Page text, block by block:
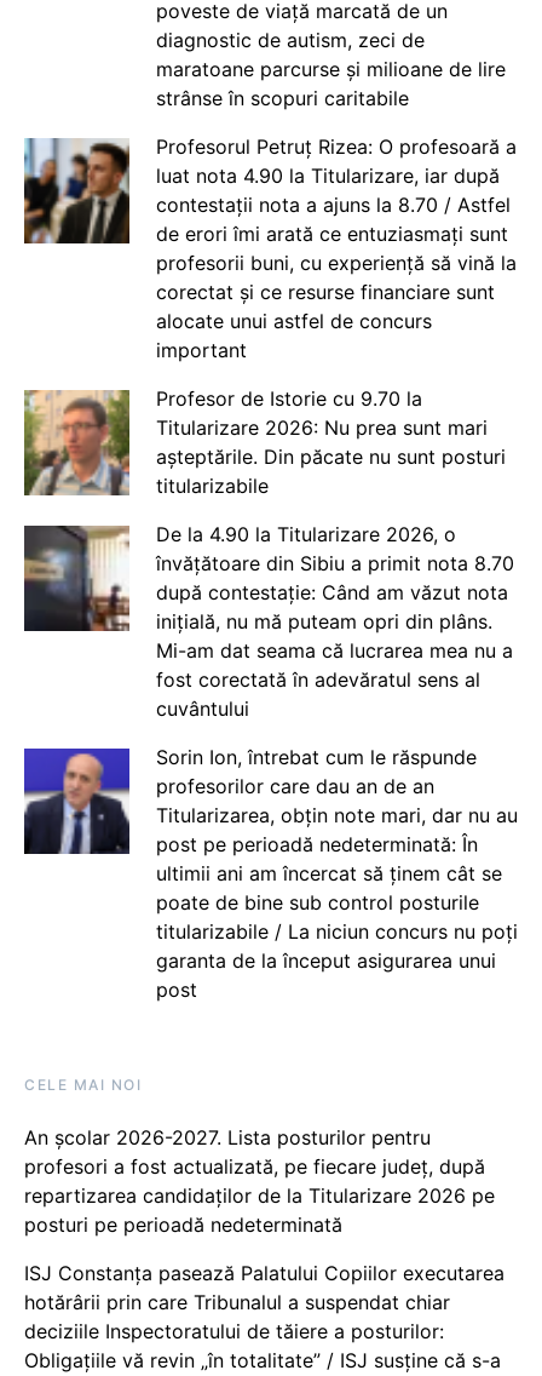
poveste de viață marcată de un
diagnostic de autism, zeci de
maratoane parcurse și milioane de lire
strânse în scopuri caritabile
Profesorul Petruț Rizea: O profesoară a
luat nota 4.90 la Titularizare, iar după
contestații nota a ajuns la 8.70 / Astfel
de erori îmi arată ce entuziasmați sunt
profesorii buni, cu experiență să vină la
corectat și ce resurse financiare sunt
alocate unui astfel de concurs
important
Profesor de Istorie cu 9.70 la
Titularizare 2026: Nu prea sunt mari
așteptările. Din păcate nu sunt posturi
titularizabile
De la 4.90 la Titularizare 2026, o
învățătoare din Sibiu a primit nota 8.70
după contestație: Când am văzut nota
inițială, nu mă puteam opri din plâns.
Mi-am dat seama că lucrarea mea nu a
fost corectată în adevăratul sens al
cuvântului
Sorin Ion, întrebat cum le răspunde
profesorilor care dau an de an
Titularizarea, obțin note mari, dar nu au
post pe perioadă nedeterminată: În
ultimii ani am încercat să ținem cât se
poate de bine sub control posturile
titularizabile / La niciun concurs nu poți
garanta de la început asigurarea unui
post
CELE MAI NOI
An școlar 2026-2027. Lista posturilor pentru
profesori a fost actualizată, pe fiecare județ, după
repartizarea candidaților de la Titularizare 2026 pe
posturi pe perioadă nedeterminată
ISJ Constanța pasează Palatului Copiilor executarea
hotărârii prin care Tribunalul a suspendat chiar
deciziile Inspectoratului de tăiere a posturilor:
Obligațiile vă revin „în totalitate” / ISJ susține că s-a